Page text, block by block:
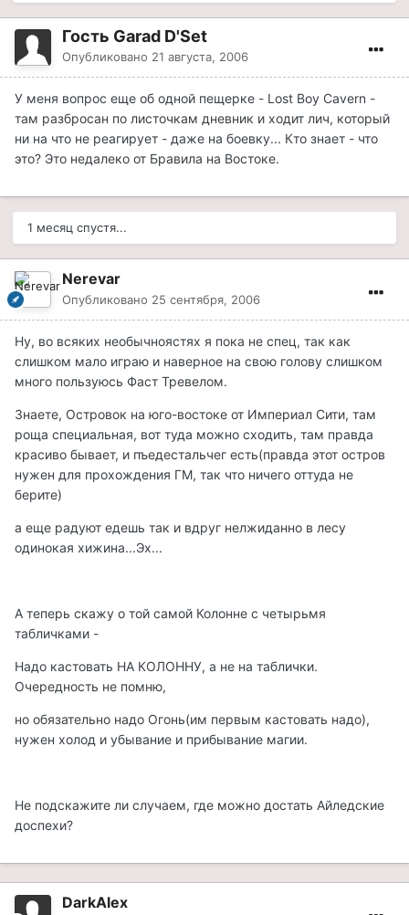
Гость Garad D'Set
Опубликовано 21 августа, 2006
У меня вопрос еще об одной пещерке - Lost Boy Cavern -
там разбросан по листочкам дневник и ходит лич, который
ни на что не реагирует - даже на боевку... Кто знает - что
это? Это недалеко от Бравила на Востоке.
1 месяц спустя...
Nerevar
Опубликовано 25 сентября, 2006
Ну, во всяких необычноястях я пока не спец, так как
слишком мало играю и наверное на свою голову слишком
много пользуюсь Фаст Тревелом.
Знаете, Островок на юго-востоке от Империал Сити, там
роща специальная, вот туда можно сходить, там правда
красиво бывает, и пъедестальчег есть(правда этот остров
нужен для прохождения ГМ, так что ничего оттуда не
берите)
а еще радуют едешь так и вдруг нелжиданно в лесу
одинокая хижина...Эх...
А теперь скажу о той самой Колонне с четырьмя
табличками -
Надо кастовать НА КОЛОННУ, а не на таблички.
Очередность не помню,
но обязательно надо Огонь(им первым кастовать надо),
нужен холод и убывание и прибывание магии.
Не подскажите ли случаем, где можно достать Айледские
доспехи?
DarkAlex